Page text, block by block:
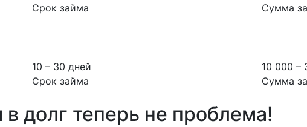
Срок займа
Сумма
10 – 30 дней
Срок займа
10 000 –
Сумма
в долг теперь не проблема!